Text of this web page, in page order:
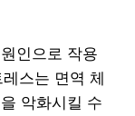
인으로 작용
스는 면역 체
악화시킬 수